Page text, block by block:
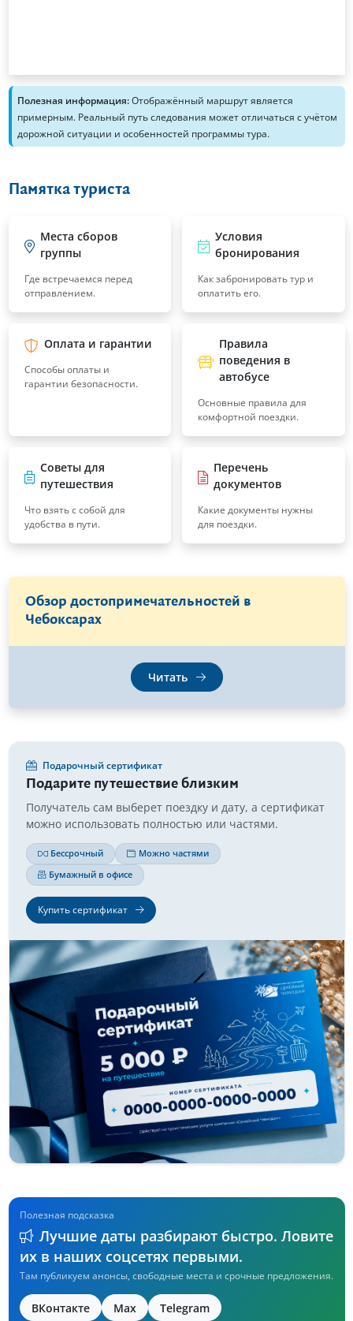
Полезная информация:Отображённый маршрут является
примерным. Реальный путь следования может отличаться с учётом
дорожной ситуации и особенностей программы тура.
Памятка туриста
Места сборов
группы
Где встречаемся перед
отправлением.
Условия
бронирования
Как забронировать тур и
оплатить его.
Оплата и гарантии
Способы оплаты и
гарантии безопасности.
Правила
поведения в
автобусе
Основные правила для
комфортной поездки.
Советы для
путешествия
Что взять с собой для
удобства в пути.
Перечень
документов
Какие документы нужны
для поездки.
Обзор достопримечательностей в
Чебоксарах
Читать
Подарочный сертификат
Подарите путешествие близким
Получатель сам выберет поездку и дату, а сертификат
можно использовать полностью или частями.
Бессрочный
Можно частями
Бумажный в офисе
Купить сертификат
Полезная подсказка
Лучшие даты разбирают быстро. Ловите
их в наших соцсетях первыми.
Там публикуем анонсы, свободные места и срочные предложения.
ВКонтакте Max Telegram